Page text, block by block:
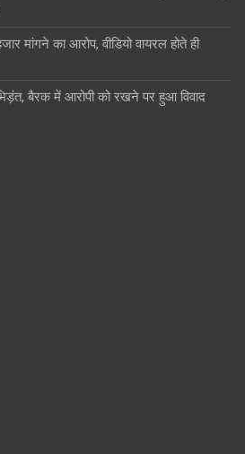
मांगने का आरोप, वीडियो वायरल होते ही
बैरक में आरोपी को रखने पर हुआ विवाद